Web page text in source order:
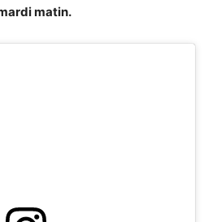
matin.